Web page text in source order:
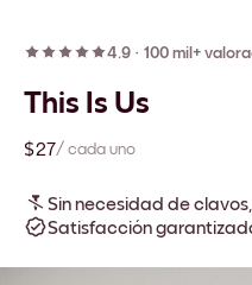
4.9 · 100 mil+
This Is Us
$27/ cada uno
Sin necesidad de
Satisfacción